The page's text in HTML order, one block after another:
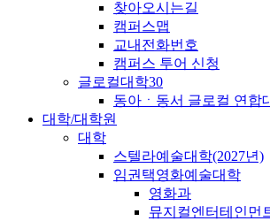
찾아오시는길
캠퍼스맵
교내전화번호
캠퍼스 투어 신청
글로컬대학30
동아ㆍ동서 글로컬 연합
대학/대학원
대학
스텔라예술대학(2027년)
임권택영화예술대학
영화과
뮤지컬엔터테인먼